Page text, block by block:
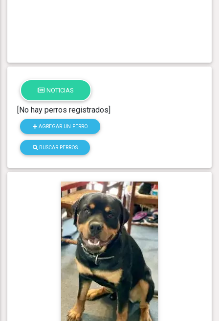
NOTICIAS
[No hay perros registrados]
AGREGAR UN PERRO
BUSCAR PERROS